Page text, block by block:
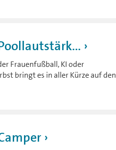
Frauenfußball, KI oder
bringt es in aller Kürze auf den